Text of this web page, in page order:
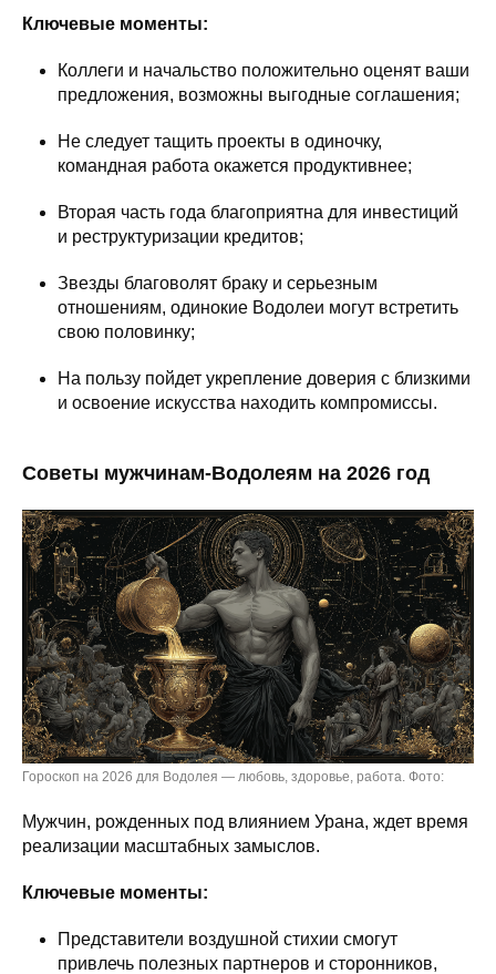
Ключевые моменты:
Коллеги и начальство положительно оценят ваши
предложения, возможны выгодные соглашения;
Не следует тащить проекты в одиночку,
командная работа окажется продуктивнее;
Вторая часть года благоприятна для инвестиций
и реструктуризации кредитов;
Звезды благоволят браку и серьезным
отношениям, одинокие Водолеи могут встретить
свою половинку;
На пользу пойдет укрепление доверия с близкими
и освоение искусства находить компромиссы.
Советы мужчинам-Водолеям на 2026 год
Гороскоп на 2026 для Водолея — любовь, здоровье, работа. Фото:
Мужчин, рожденных под влиянием Урана, ждет время
реализации масштабных замыслов.
Ключевые моменты:
Представители воздушной стихии смогут
привлечь полезных партнеров и сторонников,